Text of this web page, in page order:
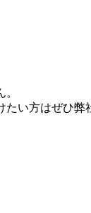
い方はぜひ弊